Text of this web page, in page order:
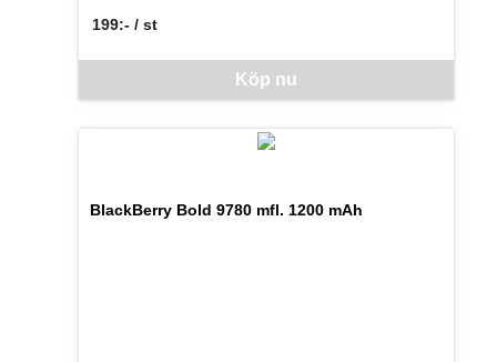
Denna vara går inte att beställa via webben just nu,
Köp nu
199:- / st
SEK per ST
BlackBerry Bold 9780 mfl. 1200 mAh